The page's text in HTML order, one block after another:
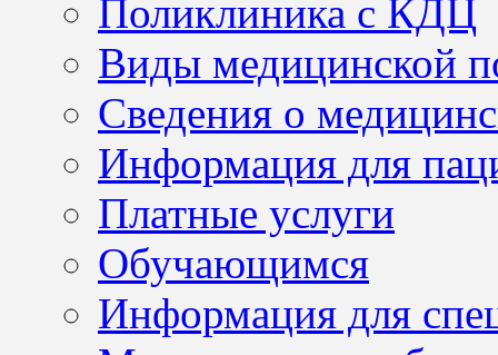
Поликлиника с КДЦ
Виды медицинской
Сведения о
Информация для
Платные услуги
Обучающимся
Информация для